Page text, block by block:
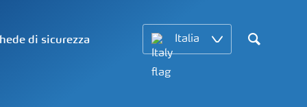
di sicurezza Italia
Search